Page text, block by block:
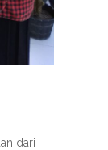
dari